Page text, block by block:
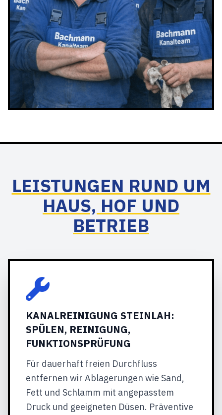
LEISTUNGEN RUND UM
HAUS, HOF UND
BETRIEB
KANALREINIGUNG STEINLAH:
SPÜLEN, REINIGUNG,
FUNKTIONSPRÜFUNG
Für dauerhaft freien Durchfluss
entfernen wir Ablagerungen wie Sand,
Fett und Schlamm mit angepasstem
Druck und geeigneten Düsen. Präventive